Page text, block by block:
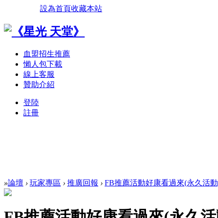
設為首頁收藏本站
血盟招生推薦
懶人包下載
線上客服
贊助介紹
登陸
註冊
»論壇 › 玩家專區 › 推廣回報 › FB推薦活動好康看過來(永久活